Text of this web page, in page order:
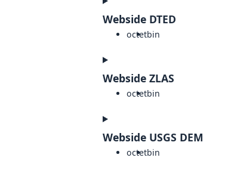
Webside DTED
octetbin
Webside ZLAS
octetbin
Webside USGS DEM
octetbin